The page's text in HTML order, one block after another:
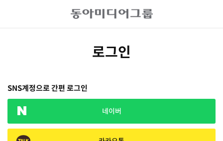
로그인
SNS계정으로 간편 로그인
네이버